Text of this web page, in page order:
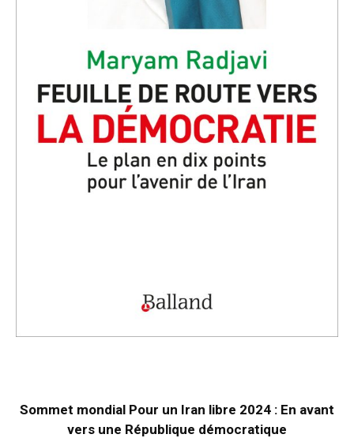
Sommet mondial Pour un Iran libre 2024 : En avant
vers une République démocratique